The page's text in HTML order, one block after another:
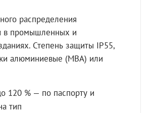
распределения
в промышленных и
Степень защиты IP55,
алюминиевые (МВА) или
120 % — по паспорту и
тип